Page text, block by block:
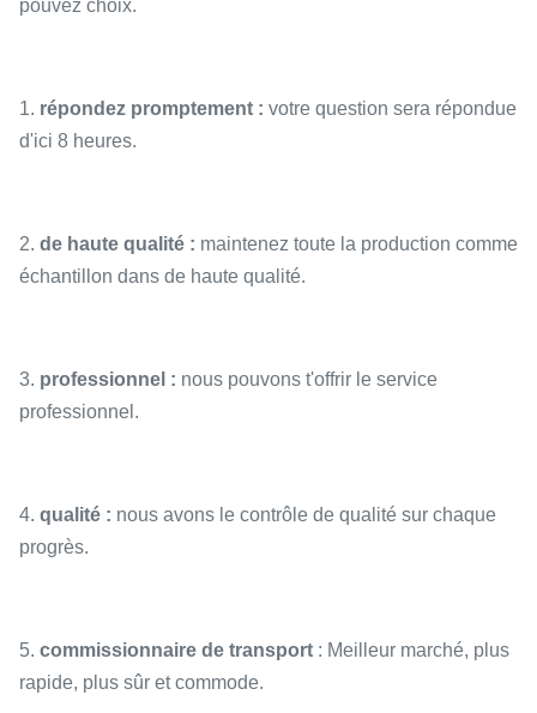
pouvez choix.
1. répondez promptement : votre question sera répondue
d'ici 8 heures.
2. de haute qualité : maintenez toute la production comme
échantillon dans de haute qualité.
3. professionnel : nous pouvons t'offrir le service
professionnel.
4. qualité : nous avons le contrôle de qualité sur chaque
progrès.
5. commissionnaire de transport : Meilleur marché, plus
rapide, plus sûr et commode.